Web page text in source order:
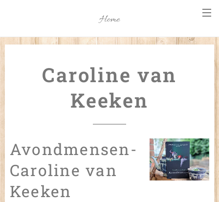
Home
Caroline van
Keeken
Avondmensen-
Caroline van
Keeken